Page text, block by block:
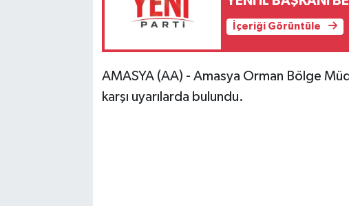
İçeriği Görüntüle
AMASYA (AA) - Amasya Orman Bölge
karşı uyarılarda bulundu.